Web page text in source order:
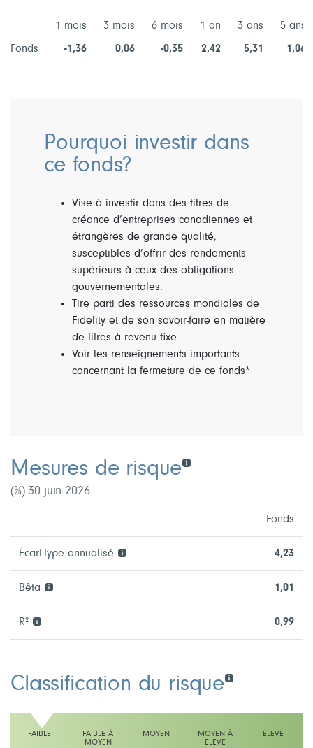
1 mois 3 mois 6 mois 1 an 3 ans 5 ans
Fonds -1,36 0,06 -0,35 2,42 5,31 1,06
Pourquoi investir dans
ce fonds?
Vise à investir dans des titres de
créance d’entreprises canadiennes et
étrangères de grande qualité,
susceptibles d’offrir des rendements
supérieurs à ceux des obligations
gouvernementales.
Tire parti des ressources mondiales de
Fidelity et de son savoir-faire en matière
de titres à revenu fixe.
Voir les renseignements importants
concernant la fermeture de ce fonds*
Mesures de risque
(%) 30 juin 2026
Fonds
Écart-type annualisé 4,23
Bêta 1,01
R² 0,99
Classification du risque
FAIBLE
FAIBLE À
MOYEN
MOYEN
MOYEN À
ÉLEVÉ
ÉLEVÉ